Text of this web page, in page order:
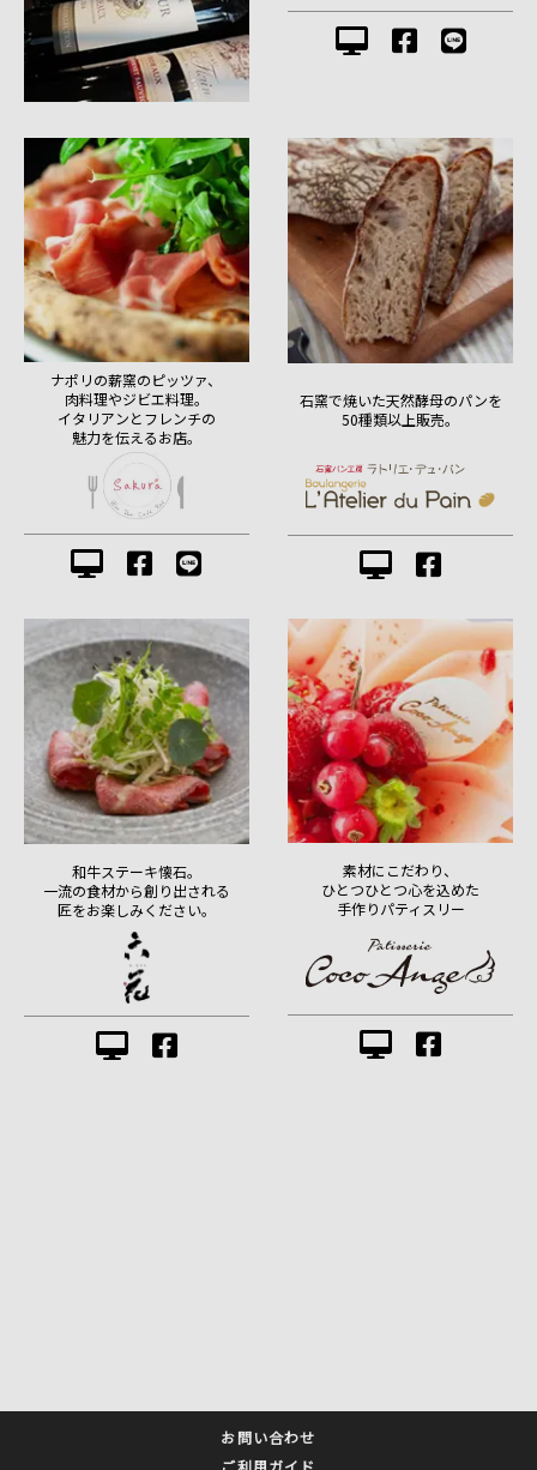
ナポリの薪窯のピッツァ、
肉料理やジビエ料理。
イタリアンとフレンチの
魅力を伝えるお店。
石窯で焼いた天然酵母のパンを
50種類以上販売。
和牛ステーキ懐石。
一流の食材から創り出される
匠をお楽しみください。
素材にこだわり、
ひとつひとつ心を込めた
手作りパティスリー
お問い合わせ